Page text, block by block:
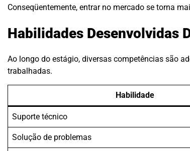
Conseqüentemente, entrar no mercado se torna
Habilidades Desenvolvidas
Ao longo do estágio, diversas competências são
trabalhadas.
Habilidade
Suporte técnico
Solução de problemas